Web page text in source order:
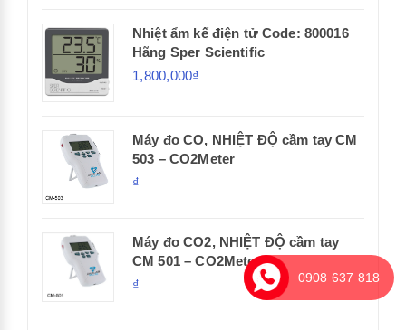
Nhiệt ẩm kế điện tử Code: 800016
Hãng Sper Scientific
1,800,000₫
Máy đo CO, NHIỆT ĐỘ cầm tay CM
503 – CO2Meter
₫
Máy đo CO2, NHIỆT ĐỘ cầm tay
CM 501 – CO2Meter
₫
0908 637 818